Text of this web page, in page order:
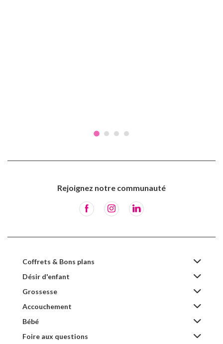
Rejoignez notre communauté
Coffrets & Bons plans
Désir d'enfant
Grossesse
Accouchement
Bébé
Foire aux questions